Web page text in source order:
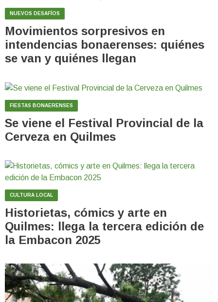
NUEVOS DESAFÍOS
Movimientos sorpresivos en
intendencias bonaerenses: quiénes
se van y quiénes llegan
FIESTAS BONAERENSES
Se viene el Festival Provincial de la
Cerveza en Quilmes
CULTURA LOCAL
Historietas, cómics y arte en
Quilmes: llega la tercera edición de
la Embacon 2025